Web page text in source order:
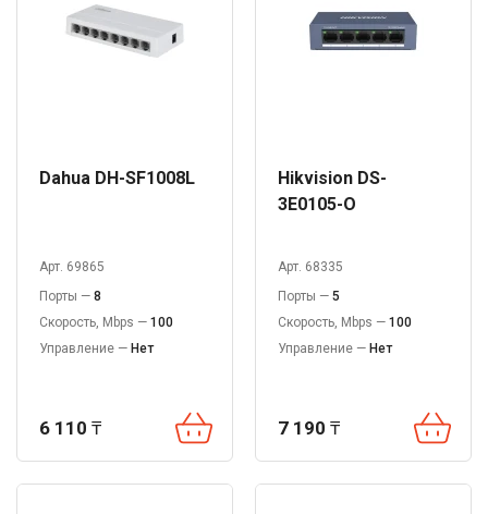
Dahua DH-SF1008L
Арт. 69865
Порты — 8
Скорость, Mbps — 100
Управление — Нет
6 110 ₸
Hikvision DS-
3E0105-O
Арт. 68335
Порты — 5
Скорость, Mbps — 100
Управление — Нет
7 190 ₸